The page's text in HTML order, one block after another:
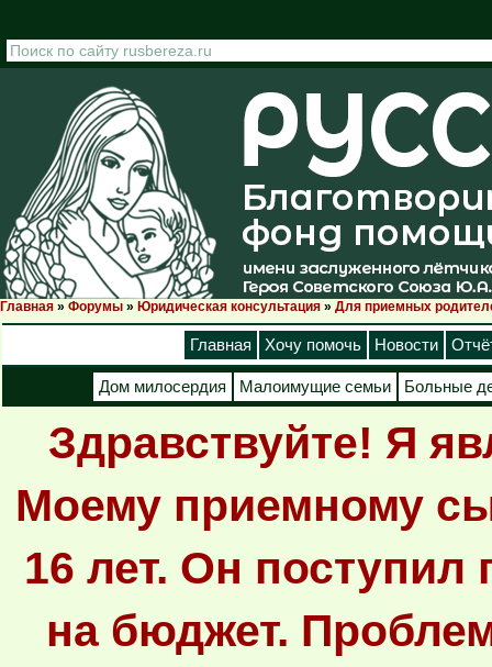
Вы здесь
Главная » Форумы » Юридическая консультация » Для приемных
Главная Хочу помочь Новости
Дом милосердия Малоимущие семьи Больные
Здравствуйте! Я
Моему приемному
16 лет. Он поступил
на бюджет.